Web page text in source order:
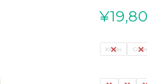
¥
Khaki